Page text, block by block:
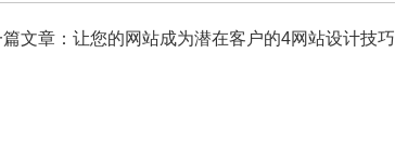
文章：让您的网站成为潜在客户的4网站设计技巧